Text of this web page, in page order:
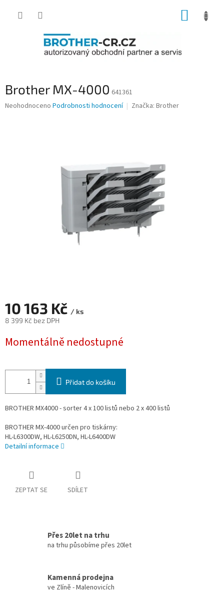
Brother MX-4000 641361
Průměrné
Neohodnoceno Podrobnosti hodnocení Značka: Brother
10 163 Kč / ks
8 399 Kč bez DPH
cena:
Momentálně nedostupné
Přidat do košíku
BROTHER MX4000 - sorter 4 x 100 listů nebo 2 x 400 listů
BROTHER MX-4000 určen pro tiskárny:
HL-L6300DW, HL-L6250DN, HL-L6400DW
Detailní informace
ZEPTAT SE SDÍLET
Přes 20let na trhu
na trhu působíme přes 20let
Kamenná prodejna
ve Zlíně - Malenovicích